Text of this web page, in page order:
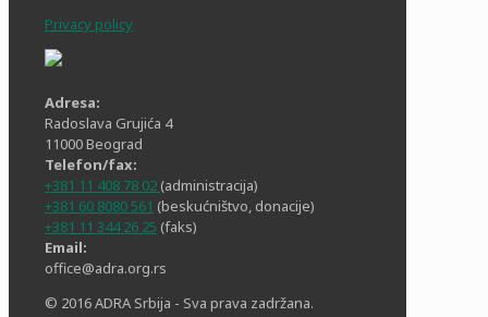
Privacy policy
Adresa:
Radoslava Grujića 4
11000 Beograd
Telefon/fax:
+381 11 408 78 02 (administracija)
+381 60 8080 561 (beskućništvo, donacije)
+381 11 344 26 25 (faks)
Email:
office@adra.org.rs
© 2016 ADRA Srbija - Sva prava zadržana.